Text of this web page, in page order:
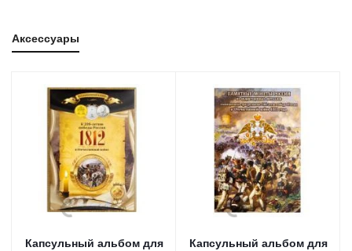
Аксессуары
Капсульный альбом для
Капсульный альбом для